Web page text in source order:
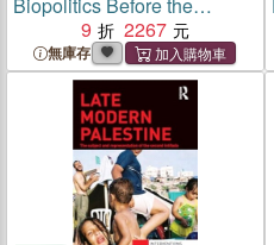
Biopolitical Era
9 2267
無庫存